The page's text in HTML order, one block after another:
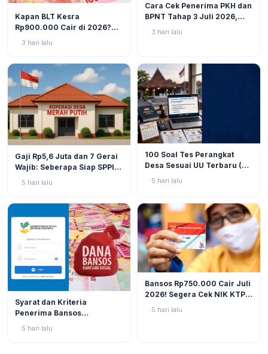
Kapan BLT Kesra
Rp900.000 Cair di 2026?
3 hari lalu
Cara Cek Penerima PKH dan
BPNT Tahap 3 Juli 2026,
Bansos Sudah Mulai Cair!
3 hari lalu
Gaji Rp5,6 Juta dan 7 Gerai
Wajib: Seberapa Siap SPPI
Menjalankan Ambiguitas
5 hari lalu
100 Soal Tes Perangkat
Desa Sesuai UU Terbaru (UU
5 hari lalu
Syarat dan Kriteria
Penerima Bansos
Rp750.000 Juli 2026, Cek
5 hari lalu
Bansos Rp750.000 Cair Juli
2026! Segera Cek NIK KTP
di Situs Resmi Kemensos
5 hari lalu